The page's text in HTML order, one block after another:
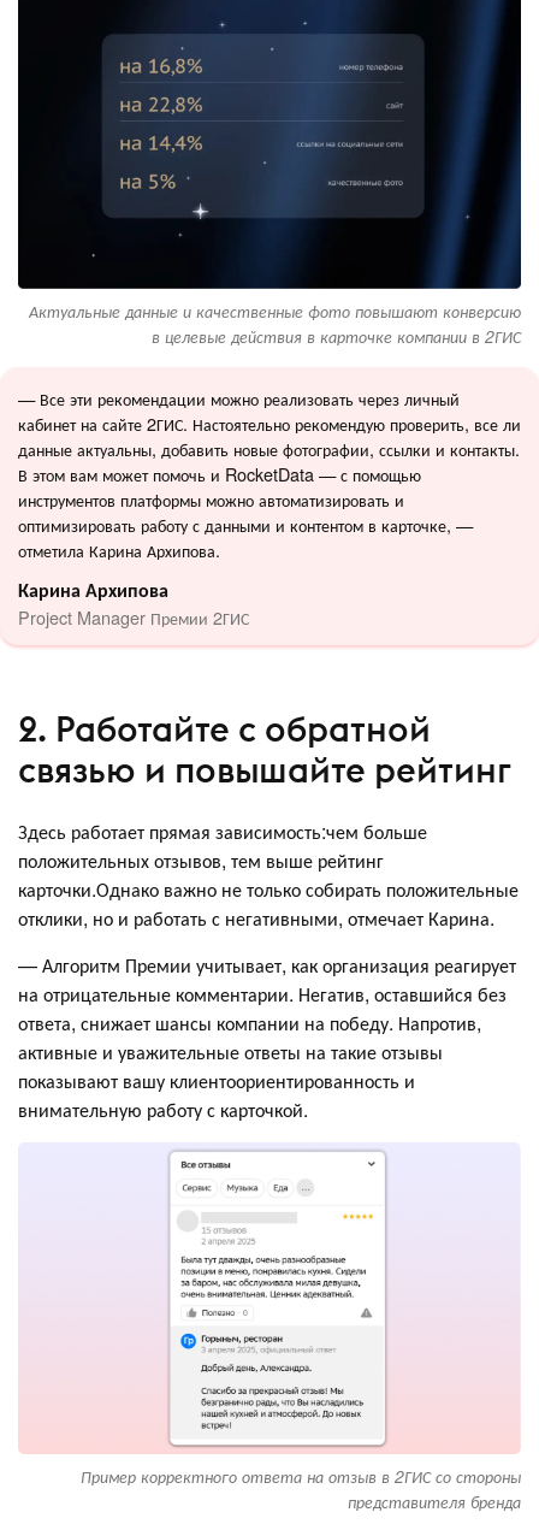
Актуальные данные и качественные фото повышают конверсию
в целевые действия в карточке компании в 2ГИС
— Все эти рекомендации можно реализовать через личный
кабинет на сайте 2ГИС. Настоятельно рекомендую проверить, все ли
данные актуальны, добавить новые фотографии, ссылки и контакты.
В этом вам может помочь и RocketData — с помощью
инструментов платформы можно автоматизировать и
оптимизировать работу с данными и контентом в карточке, —
отметила Карина Архипова.
Карина Архипова
Project Manager Премии 2ГИС
2. Работайте с обратной
связью и повышайте рейтинг
Здесь работает прямая зависимость:чем больше
положительных отзывов, тем выше рейтинг
карточки.Однако важно не только собирать положительные
отклики, но и работать с негативными, отмечает Карина.
— Алгоритм Премии учитывает, как организация реагирует
на отрицательные комментарии. Негатив, оставшийся без
ответа, снижает шансы компании на победу. Напротив,
активные и уважительные ответы на такие отзывы
показывают вашу клиентоориентированность и
внимательную работу с карточкой.
Пример корректного ответа на отзыв в 2ГИС со стороны
представителя бренда